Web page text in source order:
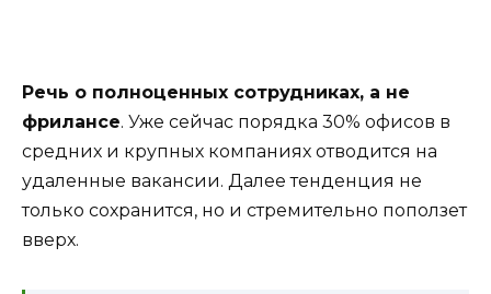
Речь о полноценных сотрудниках, а не
фрилансе. Уже сейчас порядка 30% офисов в
средних и крупных компаниях отводится на
удаленные вакансии. Далее тенденция не
только сохранится, но и стремительно поползет
вверх.